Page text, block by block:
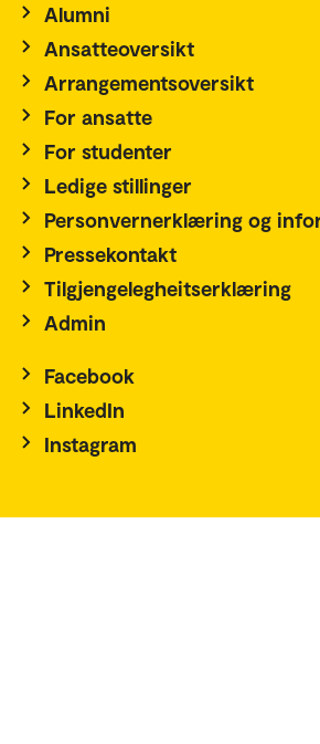
Alumni
Ansatteoversikt
Arrangementsoversikt
For ansatte
For studenter
Ledige stillinger
Personvernerklæring og
Pressekontakt
Tilgjengelegheitserklæring
Admin
Facebook
LinkedIn
Instagram